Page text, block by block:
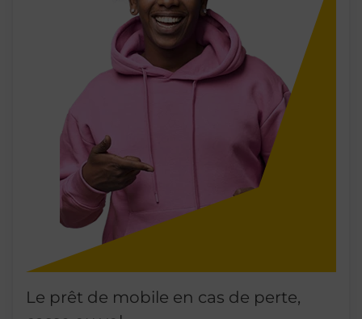
Le prêt de mobile en cas de perte,